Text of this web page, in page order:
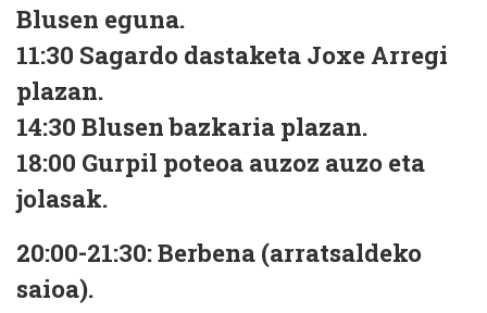
Blusen eguna.
11:30 Sagardo dastaketa Joxe Arregi
plazan.
14:30 Blusen bazkaria plazan.
18:00 Gurpil poteoa auzoz auzo eta
jolasak.
20:00-21:30: Berbena (arratsaldeko
saioa).